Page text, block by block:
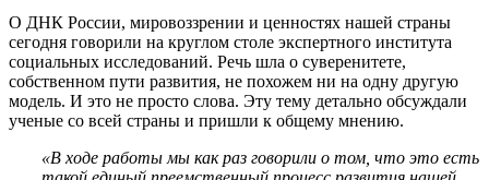
О ДНК России, мировоззрении и ценностях нашей страны
сегодня говорили на круглом столе экспертного института
социальных исследований. Речь шла о суверенитете,
собственном пути развития, не похожем ни на одну другую
модель. И это не просто слова. Эту тему детально обсуждали
ученые со всей страны и пришли к общему мнению.
«В ходе работы мы как раз говорили о том, что это есть